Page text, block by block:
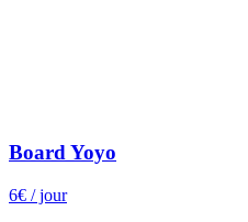
Board Yoyo
6€ / jour